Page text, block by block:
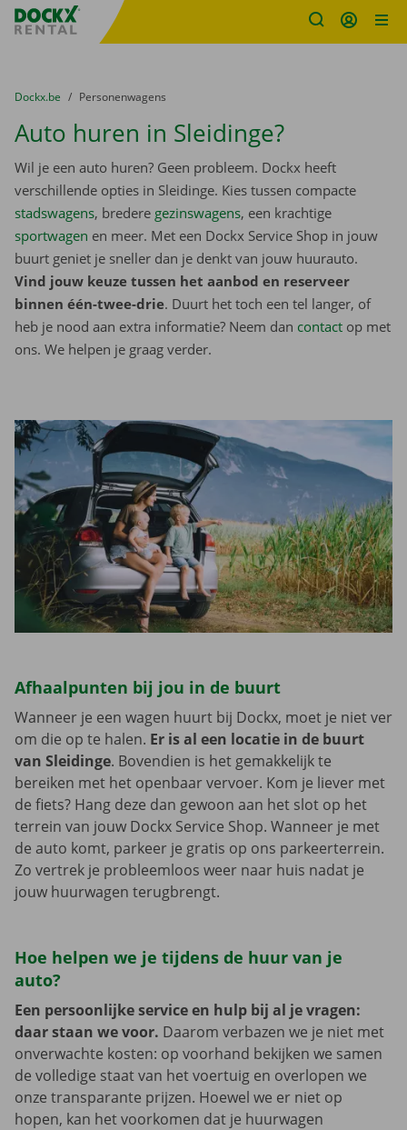
Fratello DEMO
U bevindt zich hier:
van
Dockx.be naar
Personenwagens
Auto huren in Sleidinge?
Wil je een auto huren? Geen probleem. Dockx heeft
verschillende opties in Sleidinge. Kies tussen compacte
stadswagens, bredere gezinswagens, een krachtige
sportwagen en meer. Met een Dockx Service Shop in jouw
buurt geniet je sneller dan je denkt van jouw huurauto.
Vind jouw keuze tussen het aanbod en reserveer
binnen één-twee-drie. Duurt het toch een tel langer, of
heb je nood aan extra informatie? Neem dan contact op met
ons. We helpen je graag verder.
Afhaalpunten bij jou in de buurt
Wanneer je een wagen huurt bij Dockx, moet je niet ver
om die op te halen. Er is al een locatie in de buurt
van Sleidinge. Bovendien is het gemakkelijk te
bereiken met het openbaar vervoer. Kom je liever met
de fiets? Hang deze dan gewoon aan het slot op het
terrein van jouw Dockx Service Shop. Wanneer je met
de auto komt, parkeer je gratis op ons parkeerterrein.
Zo vertrek je probleemloos weer naar huis nadat je
jouw huurwagen terugbrengt.
Hoe helpen we je tijdens de huur van je
auto?
Een persoonlijke service en hulp bij al je vragen:
daar staan we voor. Daarom verbazen we je niet met
onverwachte kosten: op voorhand bekijken we samen
de volledige staat van het voertuig en overlopen we
onze transparante prijzen. Hoewel we er niet op
hopen, kan het voorkomen dat je huurwagen